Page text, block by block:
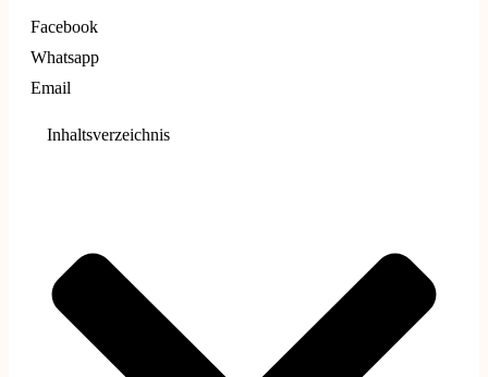
Facebook
Whatsapp
Email
Inhaltsverzeichnis